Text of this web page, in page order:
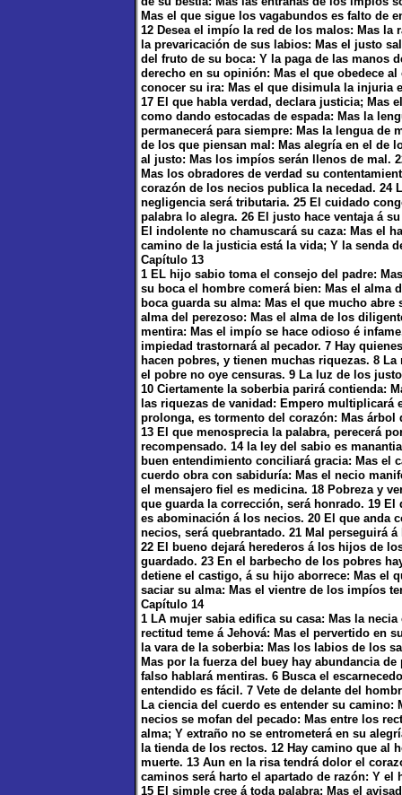
Mas el que sigue los vagabundos es falto de
12 Desea el impío la red de los malos: Mas
la prevaricación de sus labios: Mas el justo
del fruto de su boca: Y la paga de las manos
derecho en su opinión: Mas el que obedece
conocer su ira: Mas el que disimula la injuria
17 El que habla verdad, declara justicia; Mas
como dando estocadas de espada: Mas la
permanecerá para siempre: Mas la lengua de
de los que piensan mal: Mas alegría en el de
al justo: Mas los impíos serán llenos de mal.
Mas los obradores de verdad su
corazón de los necios publica la necedad. 24
negligencia será tributaria. 25 El cuidado
palabra lo alegra. 26 El justo hace ventaja á
El indolente no chamuscará su caza: Mas el
camino de la justicia está la vida; Y la senda
Capítulo 13
1 EL hijo sabio toma el consejo del padre:
su boca el hombre comerá bien: Mas el alma
boca guarda su alma: Mas el que mucho
alma del perezoso: Mas el alma de los
mentira: Mas el impío se hace odioso é
impiedad trastornará al pecador. 7 Hay
hacen pobres, y tienen muchas riquezas. 8
el pobre no oye censuras. 9 La luz de los
10 Ciertamente la soberbia parirá contienda:
las riquezas de vanidad: Empero multiplicará
prolonga, es tormento del corazón: Mas árbol
13 El que menosprecia la palabra, perecerá
recompensado. 14 la ley del sabio es
buen entendimiento conciliará gracia: Mas el
cuerdo obra con sabiduría: Mas el necio
el mensajero fiel es medicina. 18 Pobreza y
que guarda la corrección, será honrado. 19
es abominación á los necios. 20 El que anda
necios, será quebrantado. 21 Mal perseguirá
22 El bueno dejará herederos á los hijos de
guardado. 23 En el barbecho de los pobres
detiene el castigo, á su hijo aborrece: Mas el
saciar su alma: Mas el vientre de los impíos
Capítulo 14
1 LA mujer sabia edifica su casa: Mas la
rectitud teme á Jehová: Mas el pervertido en
la vara de la soberbia: Mas los labios de los
Mas por la fuerza del buey hay abundancia
falso hablará mentiras. 6 Busca el
entendido es fácil. 7 Vete de delante del
La ciencia del cuerdo es entender su
necios se mofan del pecado: Mas entre los
alma; Y extraño no se entrometerá en su
la tienda de los rectos. 12 Hay camino que al
muerte. 13 Aun en la risa tendrá dolor el
caminos será harto el apartado de razón: Y
15 El simple cree á toda palabra: Mas el